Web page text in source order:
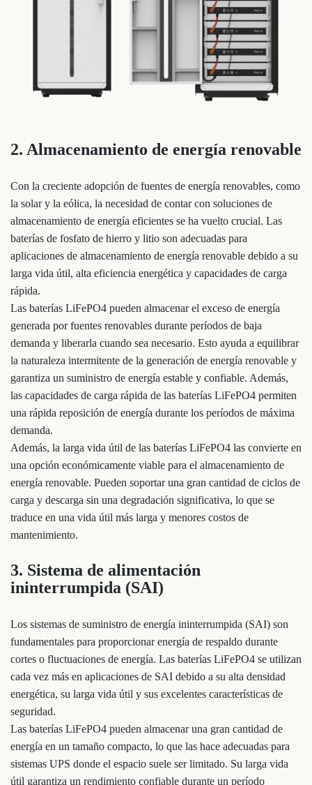
2. Almacenamiento de energía renovable
Con la creciente adopción de fuentes de energía renovables, como
la solar y la eólica, la necesidad de contar con soluciones de
almacenamiento de energía eficientes se ha vuelto crucial. Las
baterías de fosfato de hierro y litio son adecuadas para
aplicaciones de almacenamiento de energía renovable debido a su
larga vida útil, alta eficiencia energética y capacidades de carga
rápida.
Las baterías LiFePO4 pueden almacenar el exceso de energía
generada por fuentes renovables durante períodos de baja
demanda y liberarla cuando sea necesario. Esto ayuda a equilibrar
la naturaleza intermitente de la generación de energía renovable y
garantiza un suministro de energía estable y confiable. Además,
las capacidades de carga rápida de las baterías LiFePO4 permiten
una rápida reposición de energía durante los períodos de máxima
demanda.
Además, la larga vida útil de las baterías LiFePO4 las convierte en
una opción económicamente viable para el almacenamiento de
energía renovable. Pueden soportar una gran cantidad de ciclos de
carga y descarga sin una degradación significativa, lo que se
traduce en una vida útil más larga y menores costos de
mantenimiento.
3. Sistema de alimentación
ininterrumpida (SAI)
Los sistemas de suministro de energía ininterrumpida (SAI) son
fundamentales para proporcionar energía de respaldo durante
cortes o fluctuaciones de energía. Las baterías LiFePO4 se utilizan
cada vez más en aplicaciones de SAI debido a su alta densidad
energética, su larga vida útil y sus excelentes características de
seguridad.
Las baterías LiFePO4 pueden almacenar una gran cantidad de
energía en un tamaño compacto, lo que las hace adecuadas para
sistemas UPS donde el espacio suele ser limitado. Su larga vida
útil garantiza un rendimiento confiable durante un período